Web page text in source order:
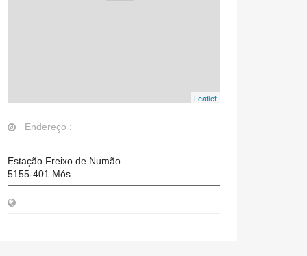
Leaflet
Endereço :
Estação Freixo de Numão
5155-401 Mós